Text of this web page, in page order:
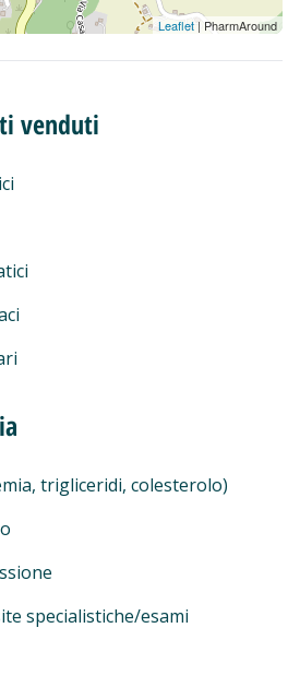
Leaflet| PharmAround
venduti
trigliceridi, colesterolo)
specialistiche/esami